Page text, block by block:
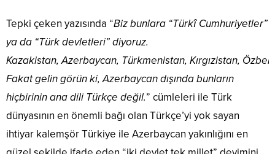
Tepki çeken yazısında “Biz bunlara “Türkî Cumhuriyetler”
ya da “Türk devletleri” diyoruz.
Kazakistan, Azerbaycan, Türkmenistan, Kırgızistan,
Fakat gelin görün ki, Azerbaycan dışında bunların
hiçbirinin ana dili Türkçe değil.” cümleleri ile Türk
dünyasının en önemli bağı olan Türkçe’yi yok sayan
ihtiyar kalemşör Türkiye ile Azerbaycan yakınlığını en